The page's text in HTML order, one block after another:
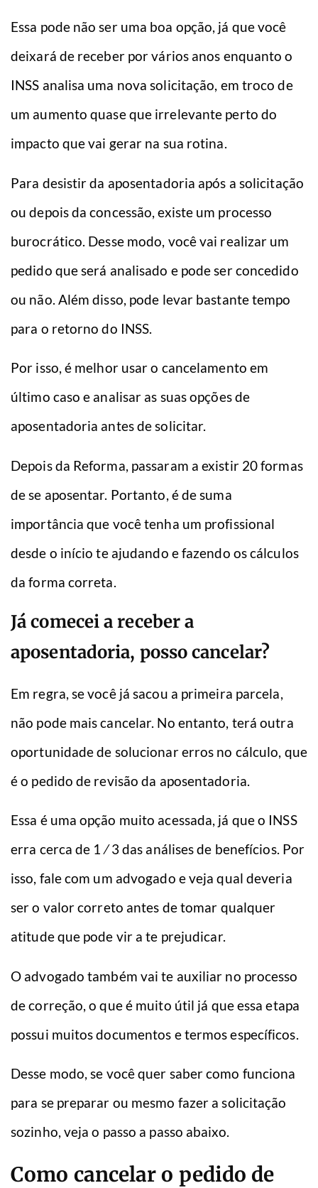
Essa pode não ser uma boa opção, já que você
deixará de receber por vários anos enquanto o
INSS analisa uma nova solicitação, em troco de
um aumento quase que irrelevante perto do
impacto que vai gerar na sua rotina.
Para desistir da aposentadoria após a solicitação
ou depois da concessão, existe um processo
burocrático. Desse modo, você vai realizar um
pedido que será analisado e pode ser concedido
ou não. Além disso, pode levar bastante tempo
para o retorno do INSS.
Por isso, é melhor usar o cancelamento em
último caso e analisar as suas opções de
aposentadoria antes de solicitar.
Depois da Reforma, passaram a existir 20 formas
de se aposentar. Portanto, é de suma
importância que você tenha um profissional
desde o início te ajudando e fazendo os cálculos
da forma correta.
Já comecei a receber a
aposentadoria, posso cancelar?
Em regra, se você já sacou a primeira parcela,
não pode mais cancelar. No entanto, terá outra
oportunidade de solucionar erros no cálculo, que
é o pedido de revisão da aposentadoria.
Essa é uma opção muito acessada, já que o INSS
erra cerca de 1 ⁄ 3 das análises de benefícios. Por
isso, fale com um advogado e veja qual deveria
ser o valor correto antes de tomar qualquer
atitude que pode vir a te prejudicar.
O advogado também vai te auxiliar no processo
de correção, o que é muito útil já que essa etapa
possui muitos documentos e termos específicos.
Desse modo, se você quer saber como funciona
para se preparar ou mesmo fazer a solicitação
sozinho, veja o passo a passo abaixo.
Como cancelar o pedido de